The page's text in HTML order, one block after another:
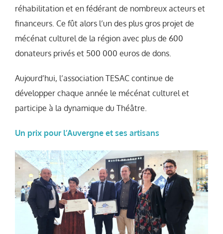
réhabilitation et en fédérant de nombreux acteurs et
financeurs. Ce fût alors l’un des plus gros projet de
mécénat culturel de la région avec plus de 600
donateurs privés et 500 000 euros de dons.
Aujourd’hui, l’association TESAC continue de
développer chaque année le mécénat culturel et
participe à la dynamique du Théâtre.
Un prix pour l’Auvergne et ses artisans